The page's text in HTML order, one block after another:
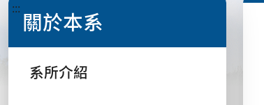
::: 關於本系
系所介紹